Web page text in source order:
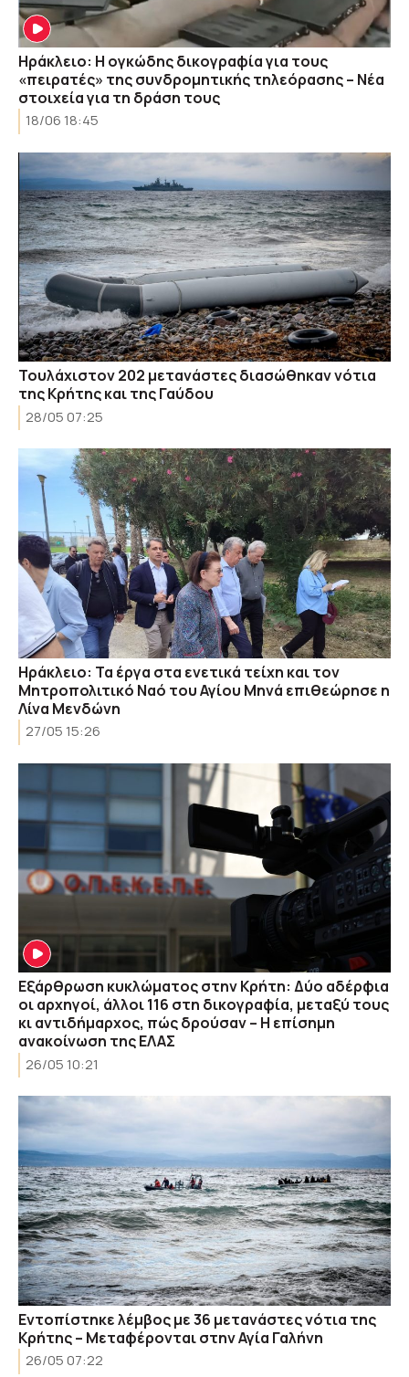
Ηράκλειο: Η ογκώδης δικογραφία για τους
«πειρατές» της συνδρομητικής τηλεόρασης – Νέα
στοιχεία για τη δράση τους
18/06 18:45
Τουλάχιστον 202 μετανάστες διασώθηκαν νότια
της Κρήτης και της Γαύδου
28/05 07:25
Ηράκλειο: Τα έργα στα ενετικά τείχη και τον
Μητροπολιτικό Ναό του Αγίου Μηνά επιθεώρησε η
Λίνα Μενδώνη
27/05 15:26
Εξάρθρωση κυκλώματος στην Κρήτη: Δύο αδέρφια
οι αρχηγοί, άλλοι 116 στη δικογραφία, μεταξύ τους
κι αντιδήμαρχος, πώς δρούσαν – Η επίσημη
ανακοίνωση της ΕΛΑΣ
26/05 10:21
Εντοπίστηκε λέμβος με 36 μετανάστες νότια της
Κρήτης – Μεταφέρονται στην Αγία Γαλήνη
26/05 07:22